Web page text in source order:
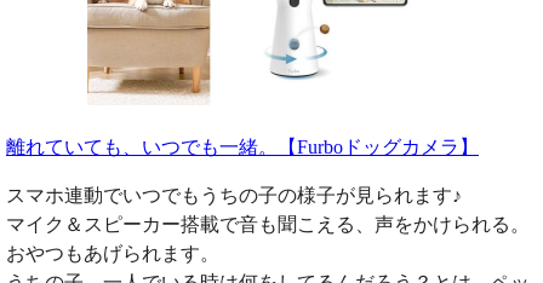
離れていても、いつでも一緒。【Furboドッグカメラ】
スマホ連動でいつでもうちの子の様子が見られます♪
マイク＆スピーカー搭載で音も聞こえる、声をかけられる。
おやつもあげられます。